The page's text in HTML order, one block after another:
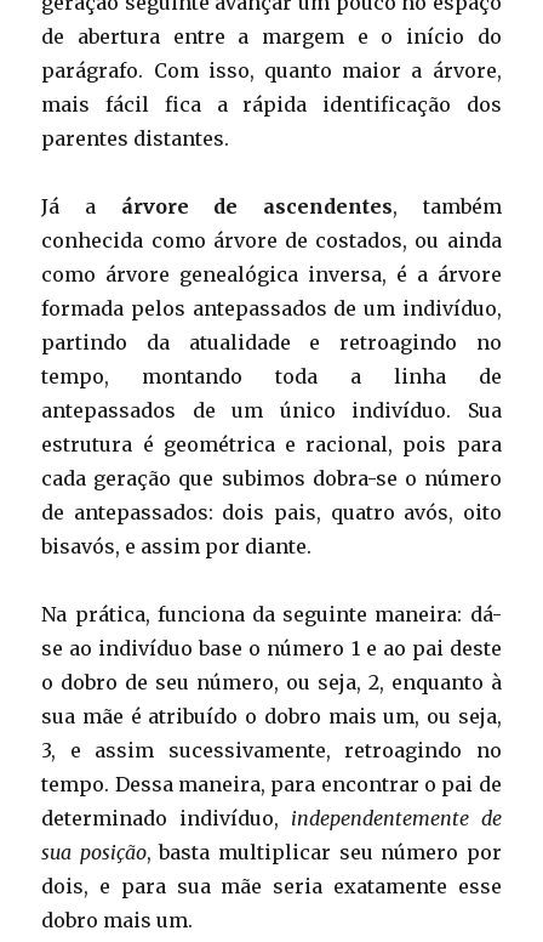
de abertura entre a margem e o início do
parágrafo. Com isso, quanto maior a árvore,
mais fácil fica a rápida identificação dos
parentes distantes.
Já a árvore de ascendentes, também
conhecida como árvore de costados, ou ainda
como árvore genealógica inversa, é a árvore
formada pelos antepassados de um indivíduo,
partindo da atualidade e retroagindo no
tempo, montando toda a linha de
antepassados de um único indivíduo. Sua
estrutura é geométrica e racional, pois para
cada geração que subimos dobra-se o número
de antepassados: dois pais, quatro avós, oito
bisavós, e assim por diante.
Na prática, funciona da seguinte maneira: dá-
se ao indivíduo base o número 1 e ao pai deste
o dobro de seu número, ou seja, 2, enquanto à
sua mãe é atribuído o dobro mais um, ou seja,
3, e assim sucessivamente, retroagindo no
tempo. Dessa maneira, para encontrar o pai de
determinado indivíduo, independentemente de
sua posição, basta multiplicar seu número por
dois, e para sua mãe seria exatamente esse
dobro mais um.